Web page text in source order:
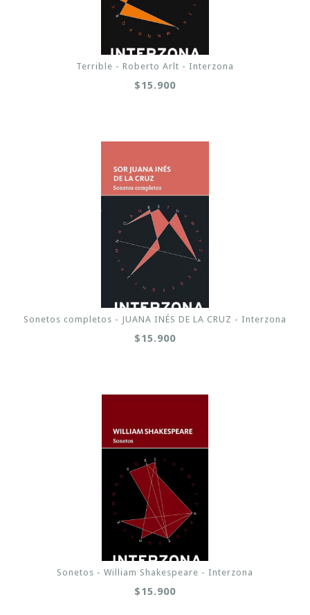
Terrible - Roberto Arlt - Interzona
$15.900
Sonetos completos - JUANA INÉS DE LA CRUZ - Interzona
$15.900
Sonetos - William Shakespeare - Interzona
$15.900